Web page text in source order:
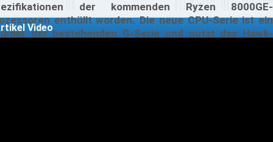
der kommenden Ryzen 8000GE-
enthüllt worden. Die neue CPU-Serie ist ein
der bestehenden G-Serie und nutzt das Hawk-
Video